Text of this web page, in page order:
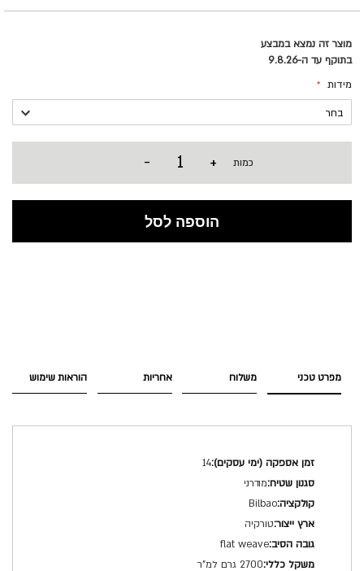
מוצר זה נמצא במבצע
בתוקף עד ה-9.8.26
מידות
כמות +
-
הוספה לסל
מפרט טכני
מפרט
טכני
14
מודרני
Bilbao
טורקיה
flat weave
2700 גרם למ"ר
משלוח אחריות הוראות שימוש